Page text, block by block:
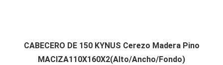
CABECERO DE 150 KYNUS Cerezo Madera Pino
MACIZA110X160X2(Alto/Ancho/Fondo)